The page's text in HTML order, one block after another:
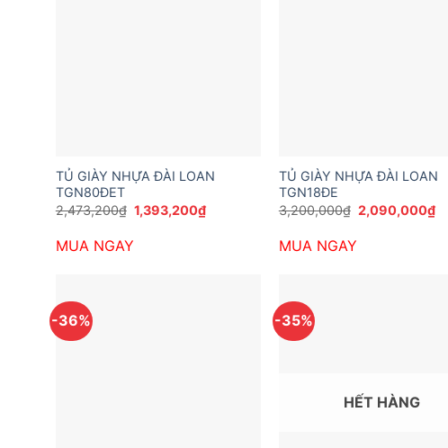
TỦ GIÀY NHỰA ĐÀI LOAN
TGN80ĐET
2,473,200₫ Giá
gốc
1,393,200₫Giá
MUA NGAY
TỦ GIÀY NHỰA ĐÀI LOAN
TGN18ĐE
3,200,000₫ Giá
gốc
2,090,000₫Giá
MUA NGAY
-36% -35%
HẾT HÀNG